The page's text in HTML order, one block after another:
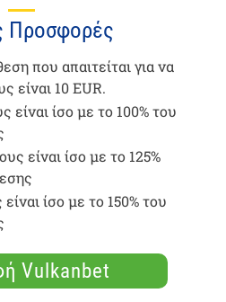
Προσφορές
που απαιτείται για να
είναι 10 EUR.
ίσο με το 100% του
είναι ίσο με το 125%
ίσο με το 150% του
Vulkanbet